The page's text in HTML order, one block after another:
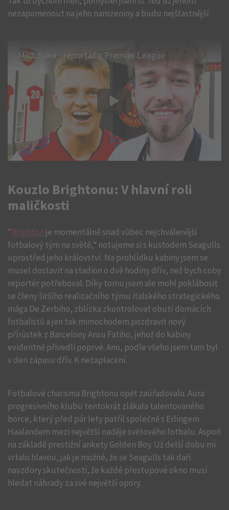
nezapomenout na jeho narozeniny a budu nejšťastnější.
Mich Saka - reportáž z Premier League
Kouzlo Brightonu: V hlavní roli
maličkosti
"Brighton je momentálně snad vůbec nejchválenější
fotbalový tým na světě,“ notujeme si s kustodem Seagulls
uprostřed jeho království. Na prohlídku kabiny jsem se
musel dostavit na stadion o dvě hodiny dřív, než bych coby
reportér potřeboval. Díky tomu jsem ale mohl poklábosit
se členy širšího realizačního týmu italského strategického
mága De Zerbiho, zblízka zkontrolovat obutí domácích
fotbalistů a jen tak mimochodem pozdravit nový
přírůstek z Barcelony Ansu Fatiho, jehož do kabiny
evidentně přivedli poprvé. Ano, podle všeho jsem tam byl
v den zápasu dřív. K nezaplacení.
Fotbalové charisma Brightonu opět zaúřadovalo. Aura
progresivního klubu tentokrát zlákala talentovaného
borce, který před pár lety patřil společně s Erlingem
Haalandem mezi největší naděje světového fotbalu. Aspoň
na základě prestižní ankety Golden Boy. Už delší dobu mi
vrtalo hlavou, jak je možné, že se Seagulls tak daří
navzdory skutečnosti, že každé přestupové okno musí
hledat náhrady za své největší opory.